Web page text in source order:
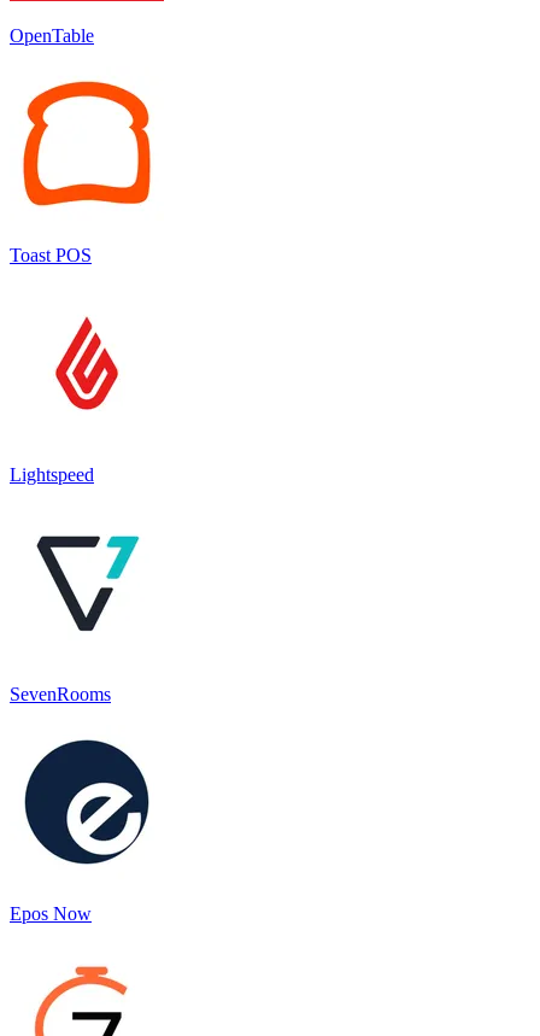
OpenTable
Toast POS
Lightspeed
SevenRooms
Epos Now